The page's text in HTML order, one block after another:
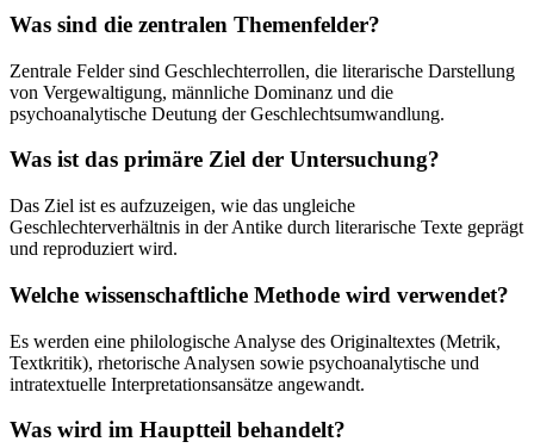
Was sind die zentralen Themenfelder?
Zentrale Felder sind Geschlechterrollen, die literarische Darstellung
von Vergewaltigung, männliche Dominanz und die
psychoanalytische Deutung der Geschlechtsumwandlung.
Was ist das primäre Ziel der Untersuchung?
Das Ziel ist es aufzuzeigen, wie das ungleiche
Geschlechterverhältnis in der Antike durch literarische Texte geprägt
und reproduziert wird.
Welche wissenschaftliche Methode wird verwendet?
Es werden eine philologische Analyse des Originaltextes (Metrik,
Textkritik), rhetorische Analysen sowie psychoanalytische und
intratextuelle Interpretationsansätze angewandt.
Was wird im Hauptteil behandelt?